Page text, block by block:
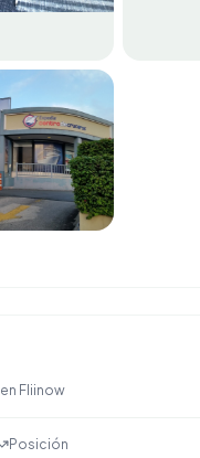
en Fliinow
Posición